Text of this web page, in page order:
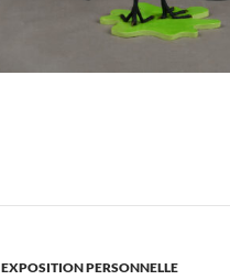
EXPOSITION PERSONNELLE